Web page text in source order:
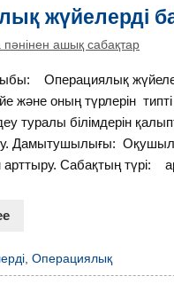
жүйелерді
ашық сабақтар
Операциялық
және оның түрлерін
туралы білімдерін
Дамытушылығы:
Сабақтың түрі:
,Операциялық